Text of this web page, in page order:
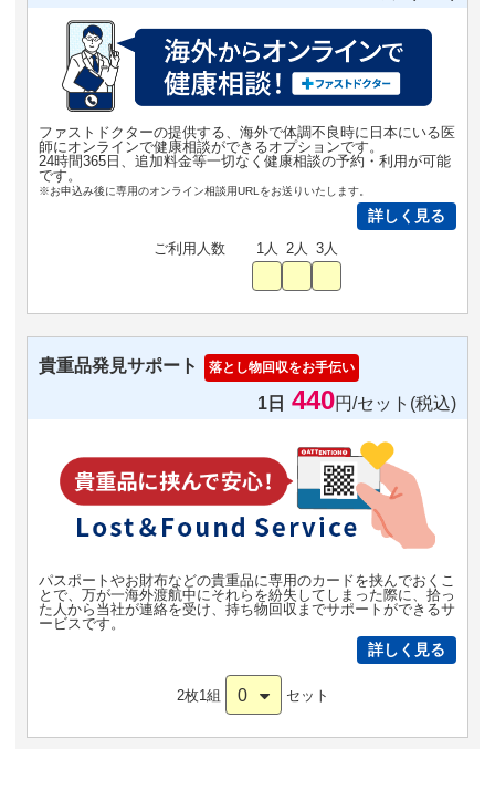
ファストドクターの提供する、海外で体調不良時に日本にいる医
師にオンラインで健康相談ができるオプションです。
24時間365日、追加料金等一切なく健康相談の予約・利用が可能
です。
※お申込み後に専用のオンライン相談用URLをお送りいたします。
詳しく見る
ご利用人数 1人 2人 3人
貴重品発見サポート 落とし物回収をお手伝い
1日 440円/セット(税込)
パスポートやお財布などの貴重品に専用のカードを挟んでおくこ
とで、万が一海外渡航中にそれらを紛失してしまった際に、拾っ
た人から当社が連絡を受け、持ち物回収までサポートができるサ
ービスです。
詳しく見る
2枚1組 0 セット